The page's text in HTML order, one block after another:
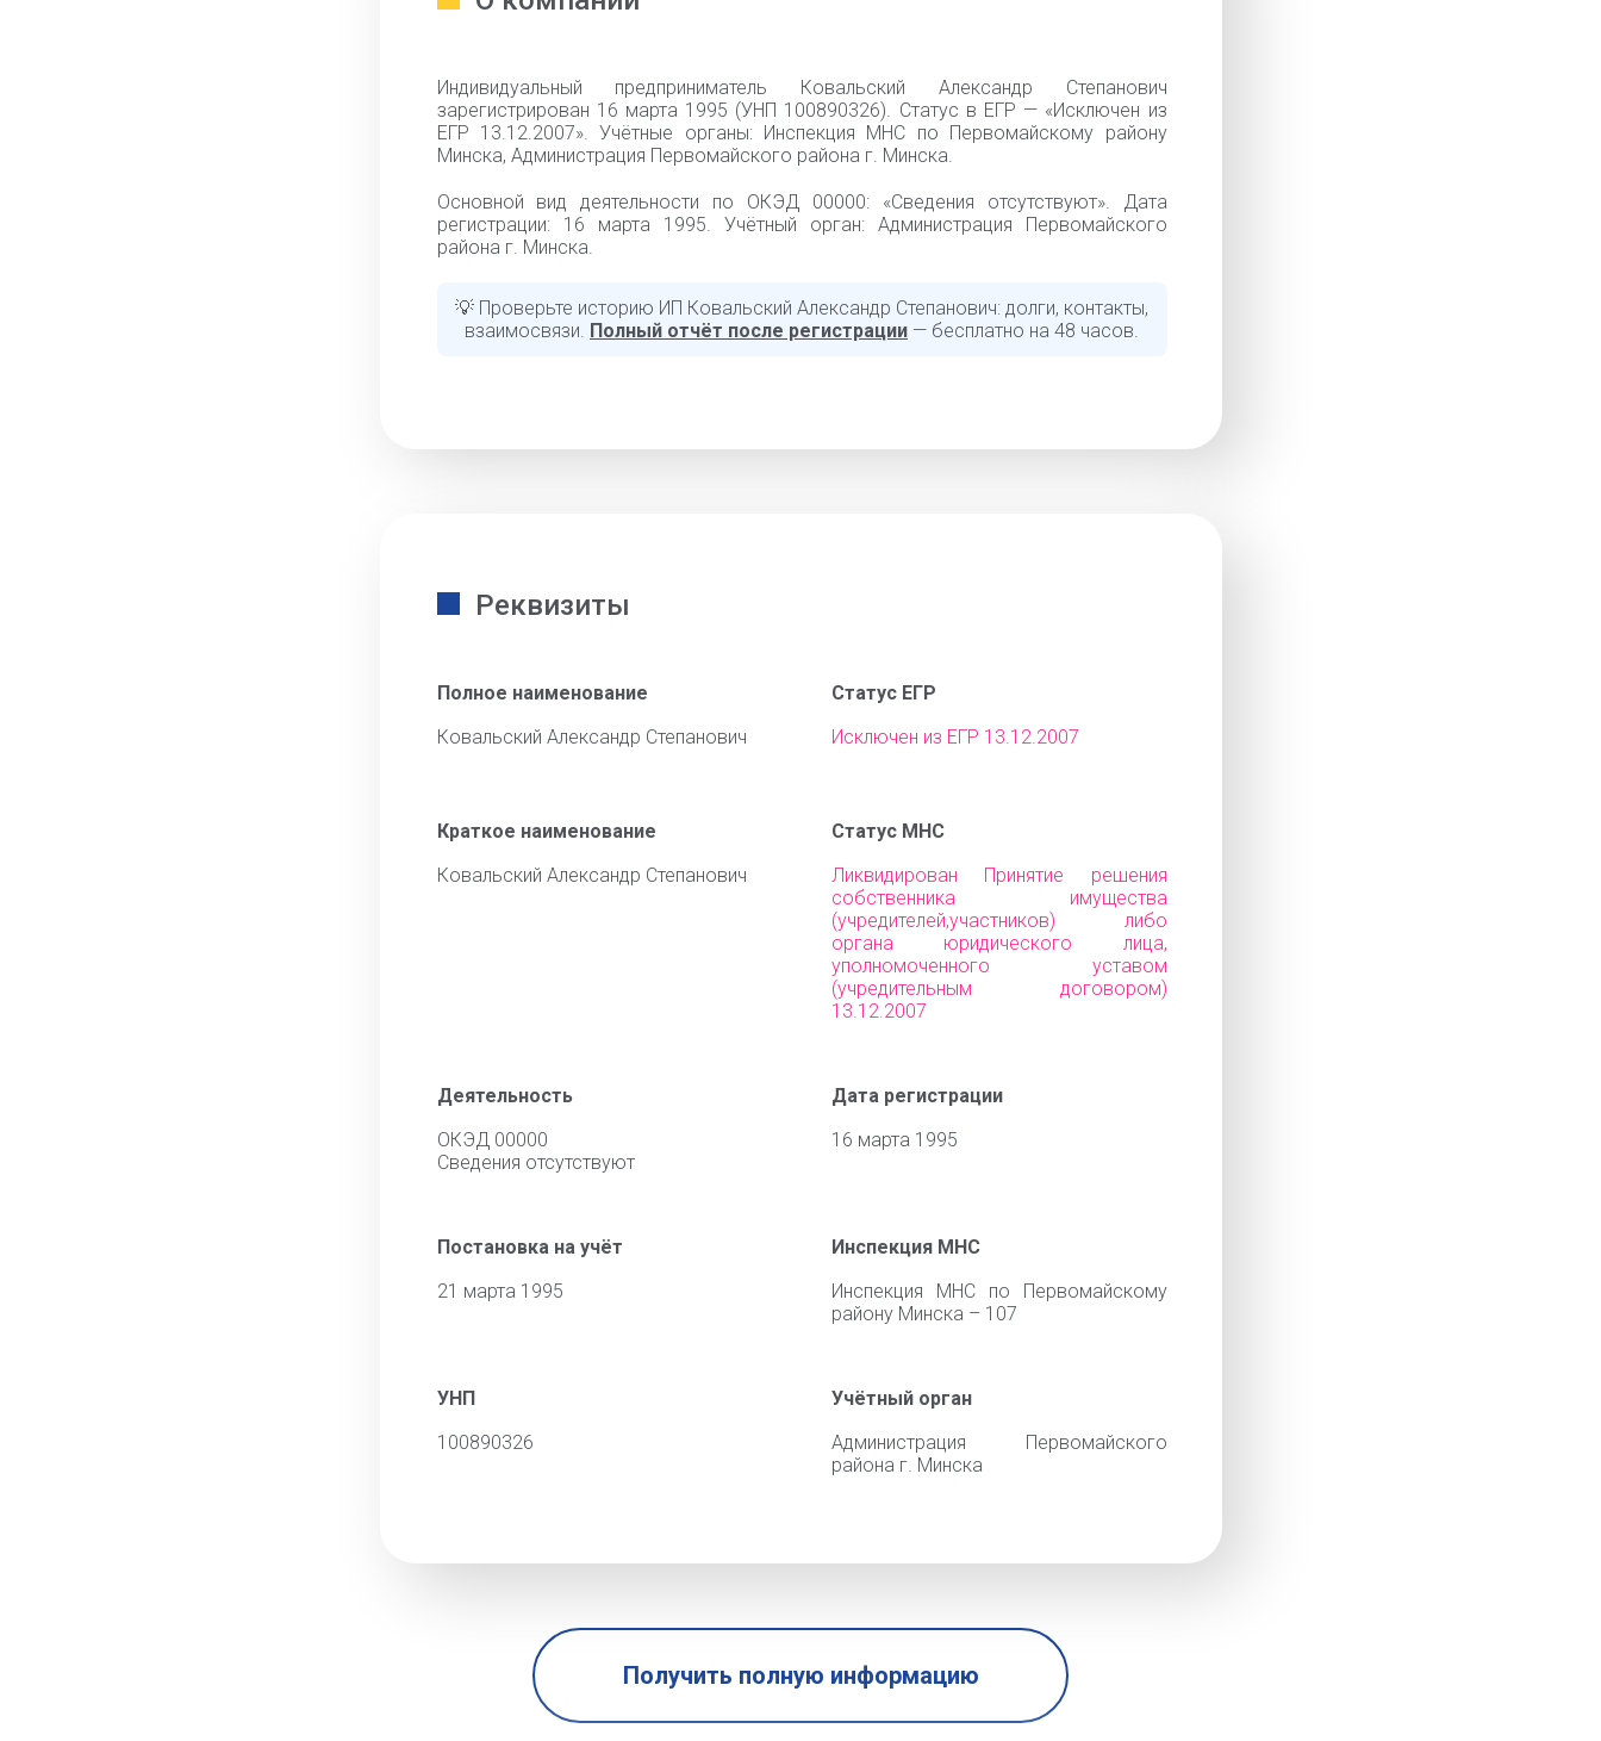
Индивидуальный предприниматель Ковальский Александр Степанович
зарегистрирован 16 марта 1995 (УНП 100890326). Статус в ЕГР — «Исключен из
ЕГР 13.12.2007». Учётные органы: Инспекция МНС по Первомайскому району
Минска, Администрация Первомайского района г. Минска.
Основной вид деятельности по ОКЭД 00000: «Cведения отсутствуют». Дата
регистрации: 16 марта 1995. Учётный орган: Администрация Первомайского
района г. Минска.
💡 Проверьте историю ИП Ковальский Александр Степанович: долги, контакты,
взаимосвязи. Полный отчёт после регистрации — бесплатно на 48 часов.
Реквизиты
Полное наименование
Ковальский Александр Степанович
Статус ЕГР
Исключен из ЕГР 13.12.2007
Краткое наименование
Ковальский Александр Степанович
Статус МНС
Ликвидирован Принятие решения
собственника имущества
(учредителей,участников) либо
органа юридического лица,
уполномоченного уставом
(учредительным договором)
13.12.2007
Деятельность
ОКЭД 00000
Cведения отсутствуют
Дата регистрации
16 марта 1995
Постановка на учёт
21 марта 1995
Инспекция МНС
Инспекция МНС по Первомайскому
району Минска – 107
УНП
100890326
Учётный орган
Администрация Первомайского
района г. Минска
Получить полную информацию